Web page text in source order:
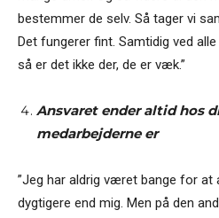
bestemmer de selv. Så tager vi
Det fungerer fint. Samtidig ved
så er det ikke der, de er væk.”
Ansvaret ender altid hos
medarbejderne er
”Jeg har aldrig været bange for
dygtigere end mig. Men på den